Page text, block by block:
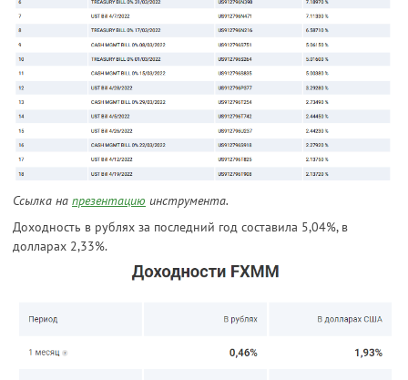
Ссылка на презентацию инструмента.
Доходность в рублях за последний год составила 5,04%, в
долларах 2,33%.